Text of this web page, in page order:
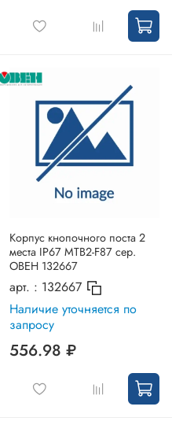
Корпус кнопочного поста 2
места IP67 MTB2-F87 сер.
ОВЕН 132667
арт. : 132667
Наличие уточняется по
запросу
556.98 ₽